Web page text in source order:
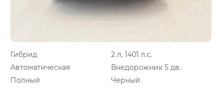
Гибрид
2 л, 1401 л.с.
Автоматическая
Внедорожник 5 дв.
Полный
Черный